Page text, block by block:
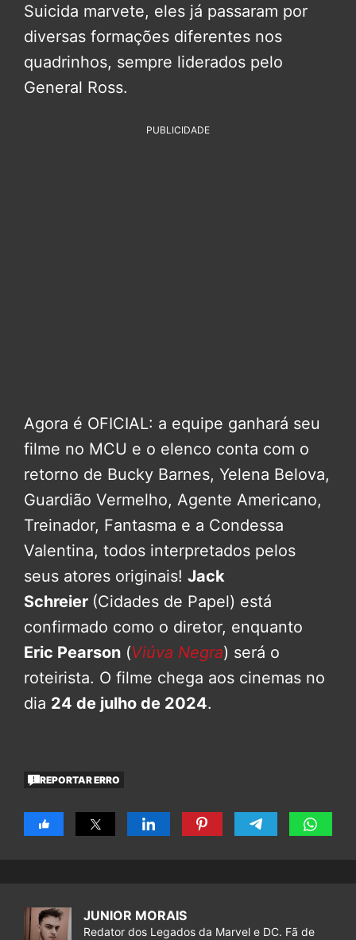
Suicida marvete, eles já passaram por
diversas formações diferentes nos
quadrinhos, sempre liderados pelo
General Ross.
PUBLICIDADE
Agora é OFICIAL: a equipe ganhará seu
filme no MCU e o elenco conta com o
retorno de Bucky Barnes, Yelena Belova,
Guardião Vermelho, Agente Americano,
Treinador, Fantasma e a Condessa
Valentina, todos interpretados pelos
seus atores originais! Jack
Schreier (Cidades de Papel) está
confirmado como o diretor, enquanto
Eric Pearson (Viúva Negra) será o
roteirista. O filme chega aos cinemas no
dia 24 de julho de 2024.
REPORTAR ERRO
JUNIOR MORAIS
Redator dos Legados da Marvel e DC. Fã de